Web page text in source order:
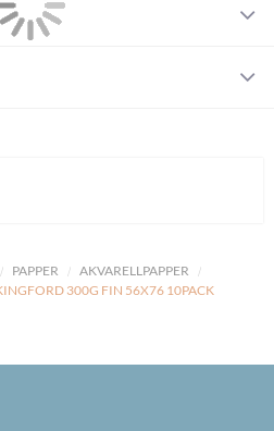
PAPPER
AKVARELLPAPPER
300G FIN 56X76 10PACK